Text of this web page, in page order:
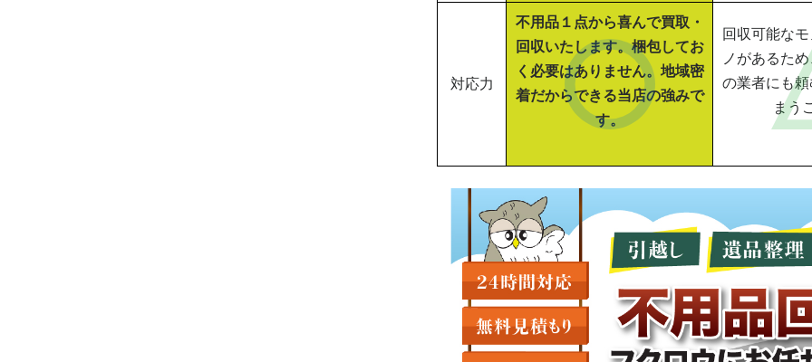
対応力
不用品１点から喜んで買取・
回収いたします。梱包してお
く必要はありません。地域密
着だからできる当店の強みで
す。
回収可能な
ノがあるた
の業者にも
まう